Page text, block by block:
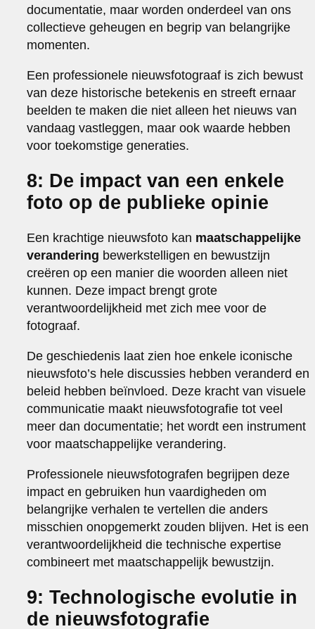
documentatie, maar worden onderdeel van ons
collectieve geheugen en begrip van belangrijke
momenten.
Een professionele nieuwsfotograaf is zich bewust
van deze historische betekenis en streeft ernaar
beelden te maken die niet alleen het nieuws van
vandaag vastleggen, maar ook waarde hebben
voor toekomstige generaties.
8: De impact van een enkele
foto op de publieke opinie
Een krachtige nieuwsfoto kan maatschappelijke
verandering bewerkstelligen en bewustzijn
creëren op een manier die woorden alleen niet
kunnen. Deze impact brengt grote
verantwoordelijkheid met zich mee voor de
fotograaf.
De geschiedenis laat zien hoe enkele iconische
nieuwsfoto’s hele discussies hebben veranderd en
beleid hebben beïnvloed. Deze kracht van visuele
communicatie maakt nieuwsfotografie tot veel
meer dan documentatie; het wordt een instrument
voor maatschappelijke verandering.
Professionele nieuwsfotografen begrijpen deze
impact en gebruiken hun vaardigheden om
belangrijke verhalen te vertellen die anders
misschien onopgemerkt zouden blijven. Het is een
verantwoordelijkheid die technische expertise
combineert met maatschappelijk bewustzijn.
9: Technologische evolutie in
de nieuwsfotografie